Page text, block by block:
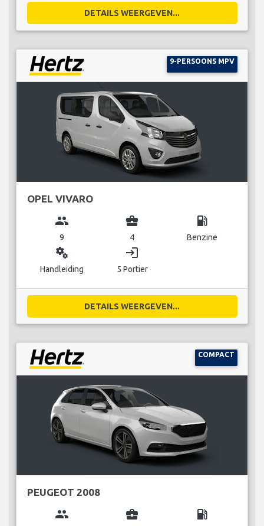
DETAILS WEERGEVEN...
9-PERSOONS MPV
OPEL VIVARO
group
9
business_center
4
local_gas_station
Benzine
miscellaneous_services
Handleiding
login
5 Portier
DETAILS WEERGEVEN...
COMPACT
PEUGEOT 2008
group business_center local_gas_station